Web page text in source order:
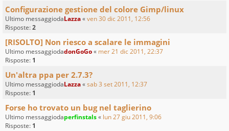
Configurazione gestione del colore Gimp/linux
Ultimo messaggiodaLazza«ven 30 dic 2011, 12:56
Risposte:2
[RISOLTO] Non riesco a scalare le immagini
Ultimo messaggiodadonGoGo« mer 21 dic 2011, 22:37
Risposte: 1
Un'altra ppa per 2.7.3?
Ultimo messaggiodaLazza«sab 3 set 2011, 12:37
Risposte: 1
Forse ho trovato un bug nel taglierino
Ultimo messaggiodaperfinstals« lun 27 giu 2011, 9:06
Risposte: 1